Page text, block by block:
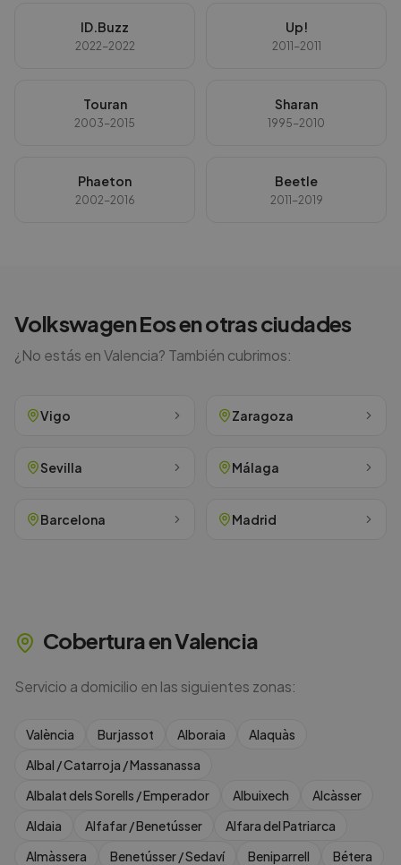
ID.Buzz
2022-2022
Up!
2011-2011
Touran
2003-2015
Sharan
1995-2010
Phaeton
2002-2016
Beetle
2011-2019
VolkswagenEosen otras ciudades
¿No estás enValencia? También cubrimos:
Vigo Zaragoza
Sevilla Málaga
Barcelona Madrid
Cobertura enValencia
Servicio a domicilio en las siguientes zonas:
València Burjassot Alboraia
Alaquàs
Albal / Catarroja / Massanassa
Albalat dels Sorells / Emperador
Albuixech
Alcàsser
Aldaia
Alfafar / Benetússer
Alfara del Patriarca
Almàssera
Benetússer / Sedaví Beniparrell
Bétera